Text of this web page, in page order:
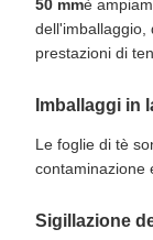
50 mmè
dell'imballaggio,
prestazioni di
Imballaggi in
Le foglie di tè
contaminazione
Sigillazione